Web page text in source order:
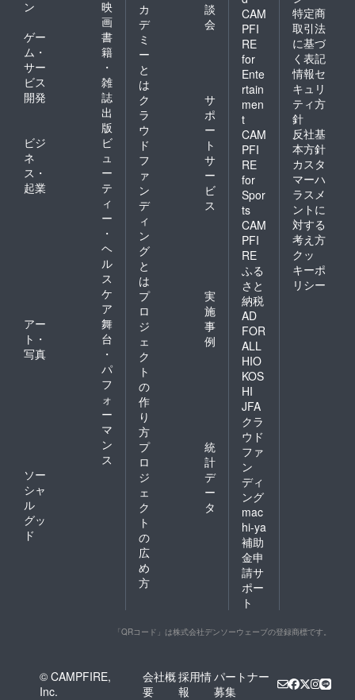
ン
映
画
ゲー
ム・
サー
ビス
開発
書
籍
・
雑
誌
出
版
ビジ
ネ
ス・
起業
ビ
ュ
ー
テ
ィ
ー
・
ヘ
ル
ス
ケ
ア
アー
ト・
写真
舞
台
・
パ
フ
ォ
ー
マ
ン
ス
ソー
シャ
ル
グッ
ド
カ
デ
ミ
ー
と
は
談
会
ク
ラ
ウ
ド
フ
ァ
ン
デ
ィ
ン
グ
と
は
サ
ポ
ー
ト
サ
ー
ビ
ス
プ
ロ
ジ
ェ
ク
ト
の
作
り
方
実
施
事
例
プ
ロ
ジ
ェ
ク
ト
の
広
め
方
統
計
デ
ー
タ
CAM
PFI
RE
for
Ente
rtain
men
t
CAM
PFI
RE
for
Spor
ts
CAM
PFI
RE
ふる
さと
納税
AD
FOR
ALL
HIO
KOS
HI
JFA
クラ
ウド
ファ
ン
ディ
ング
mac
hi-ya
補助
金申
請サ
ポー
ト
特定商
取引法
に基づ
く表記
情報セ
キュリ
ティ方
針
反社基
本方針
カスタ
マーハ
ラスメ
ントに
対する
考え方
クッ
キーポ
リシー
「QRコード」は株式会社デンソーウェーブの登録商標です。
© CAMPFIRE,
Inc.
会社概
要
採用情
報
パートナー
募集